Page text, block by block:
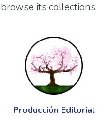
its collections.
Producción Editorial